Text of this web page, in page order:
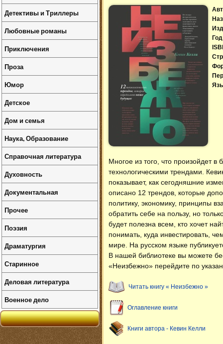
Многое из того, что произойдет
технологическими трендами.
показывает, как сегодняшние
описано 12 трендов, которые
политику, экономику, принципы
обратить себе на пользу, но
будет полезна всем, кто хочет
понимать, куда инвестировать,
мире. На русском языке
В нашей библиотеке вы можете
«Неизбежно» перейдите по
Читать книгу « Неизбежно »
Оглавление книги
Книги автора - Кевин Келли
Детективы и Триллеры
Любовные романы
Приключения
Проза
Юмор
Детское
Дом и семья
Наука, Образование
Справочная литература
Духовность
Документальная
Прочее
Поэзия
Драматургия
Старинное
Деловая литература
Военное дело